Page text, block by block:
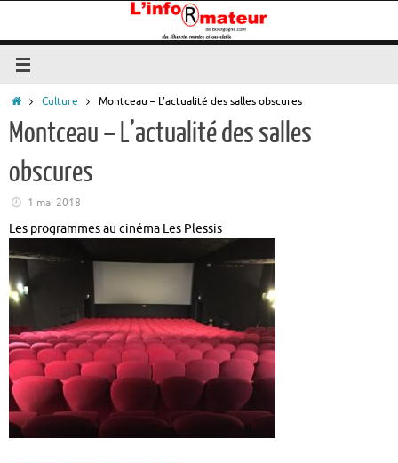
contenu
Accueil
Culture Montceau – L’actualité des salles obscures
Montceau – L’actualité des salles
obscures
1 mai 2018
Les programmes au cinéma Les Plessis